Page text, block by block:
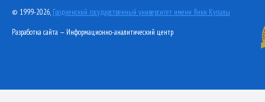
© 1999-2026, Гродненский государственный университет имени Янки Купалы
Разработка сайта — Информационно-аналитический центр